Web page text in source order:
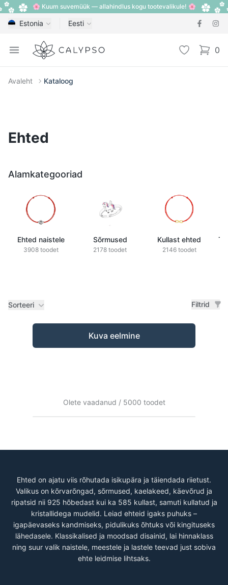
🌸 Kuum suvemüük — allahindlus kogu tootevalikule! 🌸
Estonia Eesti
Open menu
Calypso Lemmik 0
items
Avaleht Kataloog
Ehted
Alamkategooriad
Ehted naistele
3908 toodet
Sõrmused
2178 toodet
Kullast ehted
2146 toodet
Ehted on ajatu viis rõhutada isikupära ja täiendada riietust.
Valikus on kõrvarõngad, sõrmused, kaelakeed, käevõrud ja
ripatsid nii 925 hõbedast kui ka 585 kullast, samuti kullatud ja
kristallidega mudelid. Leiad ehteid igaks puhuks –
igapäevaseks kandmiseks, pidulikuks õhtuks või kingituseks
lähedasele. Klassikalised ja moodsad disainid, lai hinnaklass
ning suur valik naistele, meestele ja lastele teevad just sobiva
ehte leidmise lihtsaks.
Sorteeri Filtrid
Tooted
Kuva eelmine
Olete vaadanud / 5000 toodet